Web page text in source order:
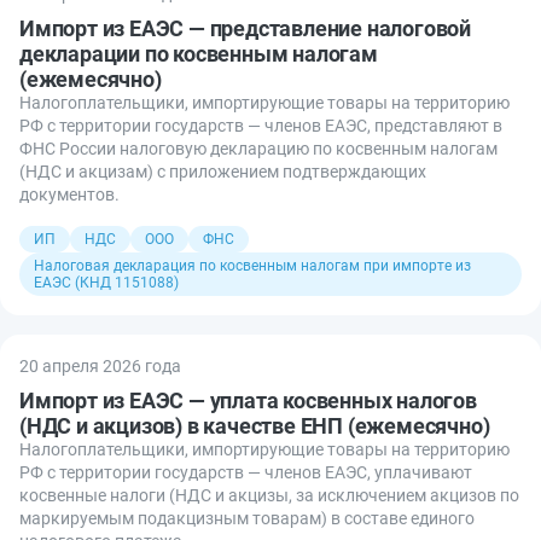
Импорт из ЕАЭС — представление налоговой
декларации по косвенным налогам
(ежемесячно)
Налогоплательщики, импортирующие товары на территорию
РФ с территории государств — членов ЕАЭС, представляют в
ФНС России налоговую декларацию по косвенным налогам
(НДС и акцизам) с приложением подтверждающих
документов.
ИП НДС ООО
ФНС
Налоговая декларация по косвенным налогам при импорте из
ЕАЭС (КНД 1151088)
20 апреля 2026 года
Импорт из ЕАЭС — уплата косвенных налогов
(НДС и акцизов) в качестве ЕНП (ежемесячно)
Налогоплательщики, импортирующие товары на территорию
РФ с территории государств — членов ЕАЭС, уплачивают
косвенные налоги (НДС и акцизы, за исключением акцизов по
маркируемым подакцизным товарам) в составе единого